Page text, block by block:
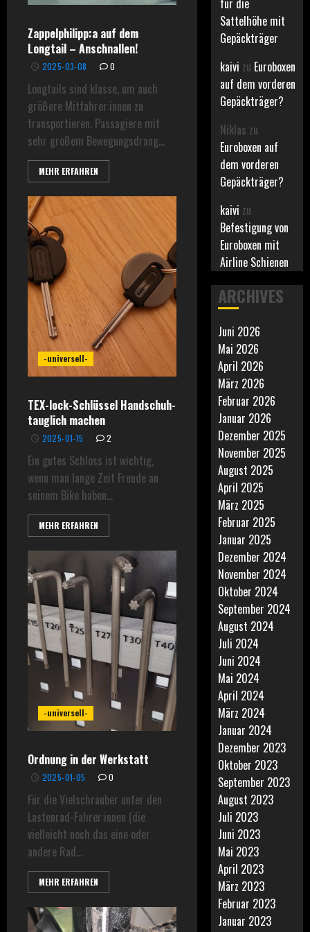
Zappelphilipp:a auf dem
Longtail – Anschnallen!
2025-03-08 0
Longtails sind klasse, um auch
größere Mitfahrer:innen zu
transportieren. Passagiere mit
sehr großem Bewegungsdrang...
MEHR ERFAHREN
-universell-
TEX-lock-Schlüssel Handschuh-
tauglich machen
2025-01-15 2
Ein gutes Schloss ist wichtig,
wenn man lange Zeit Freude an
seinem Bike haben...
MEHR ERFAHREN
-universell-
Ordnung in der Werkstatt
2025-01-05 0
Für die Vielschrauber unter den
Lastenrad-Fahrer:innen (die
vielleicht noch das eine oder
andere Rad...
MEHR ERFAHREN
für die
Sattelhöhe mit
Gepäckträger
kaivi zu Euroboxen
auf dem vorderen
Gepäckträger?
Niklas zu
Euroboxen auf
dem vorderen
Gepäckträger?
kaivi zu
Befestigung von
Euroboxen mit
Airline Schienen
ARCHIVES
Juni 2026
Mai 2026
April 2026
März 2026
Februar 2026
Januar 2026
Dezember 2025
November 2025
August 2025
April 2025
März 2025
Februar 2025
Januar 2025
Dezember 2024
November 2024
Oktober 2024
September 2024
August 2024
Juli 2024
Juni 2024
Mai 2024
April 2024
März 2024
Januar 2024
Dezember 2023
Oktober 2023
September 2023
August 2023
Juli 2023
Juni 2023
Mai 2023
April 2023
März 2023
Februar 2023
Januar 2023